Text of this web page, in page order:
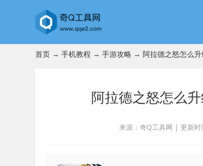
首页 → 手机教程 → 手游攻略 → 阿拉德之怒怎么
阿拉德之怒怎么
来源：奇Q工具网 | 更新